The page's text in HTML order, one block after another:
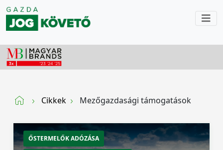
Cikkek Mezőgazdasági támogatások
ŐSTERMELŐK ADÓZÁSA